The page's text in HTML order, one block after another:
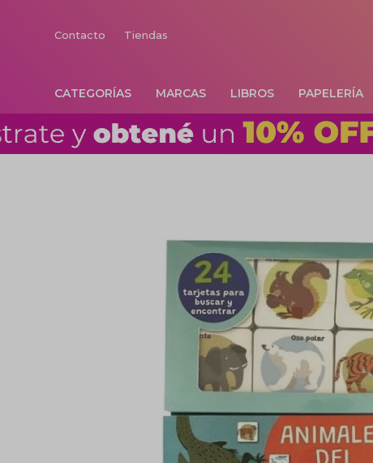
CATEGORÍAS MARCAS LIBROS PAPELERÍA
Contacto Tiendas